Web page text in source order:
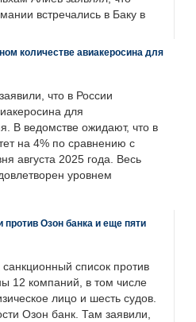
встречались в Баку в
количестве авиакеросина для
что в России
для
В ведомстве ожидают, что в
на 4% по сравнению с
августа 2025 года. Весь
уровнем
против Озон банка и еще пяти
список против
12 компаний, в том числе
лицо и шесть судов.
Озон банк. Там заявили,